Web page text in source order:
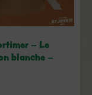
– Le
blanche –